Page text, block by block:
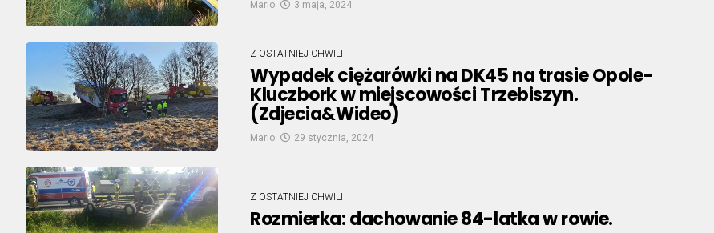
Mario 3 maja, 2024
Z OSTATNIEJ CHWILI
Wypadek ciężarówki na DK45 na trasie Opole-
Kluczbork w miejscowości Trzebiszyn.
(Zdjecia&Wideo)
Mario 29 stycznia, 2024
Z OSTATNIEJ CHWILI
Rozmierka: dachowanie 84-latka w rowie.